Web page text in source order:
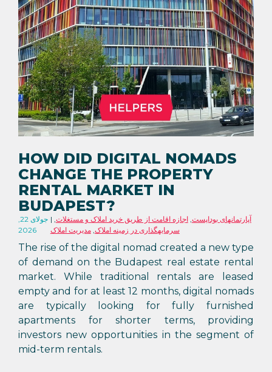
HOW DID DIGITAL NOMADS
CHANGE THE PROPERTY
RENTAL MARKET IN
BUDAPEST?
جولای 22,
2026
آپارتمانهای بوداپست,اجازه اقامت از طریق خرید املاک و مستغلات,
سرمایهگذاری در زمینه املاک,مدیریت املاک
The rise of the digital nomad created a new type
of demand on the Budapest real estate rental
market. While traditional rentals are leased
empty and for at least 12 months, digital nomads
are typically looking for fully furnished
apartments for shorter terms, providing
investors new opportunities in the segment of
mid-term rentals.